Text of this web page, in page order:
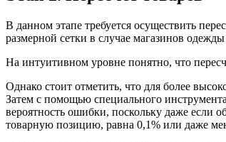
В данном этапе требуется осуществить
размерной сетки в случае магазинов
На интуитивном уровне понятно, что
Однако стоит отметить, что для более
Затем с помощью специального
вероятность ошибки, поскольку даже если
товарную позицию, равна 0,1% или даже